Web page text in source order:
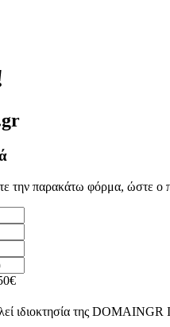
παρακάτω φόρμα, ώστε ο
ιδιοκτησία της DOMAINGR